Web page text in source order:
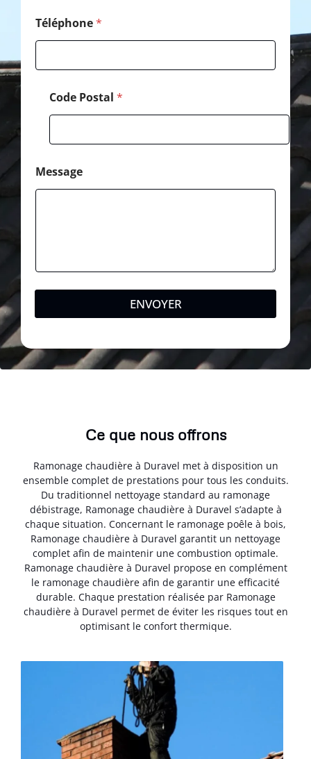
Téléphone*
Code Postal *
Message
ENVOYER
Ce que nous offrons
Ramonage chaudière à Duravel met à disposition un
ensemble complet de prestations pour tous les conduits.
Du traditionnel nettoyage standard au ramonage
débistrage, Ramonage chaudière à Duravel s’adapte à
chaque situation. Concernant le ramonage poêle à bois,
Ramonage chaudière à Duravel garantit un nettoyage
complet afin de maintenir une combustion optimale.
Ramonage chaudière à Duravel propose en complément
le ramonage chaudière afin de garantir une efficacité
durable. Chaque prestation réalisée par Ramonage
chaudière à Duravel permet de éviter les risques tout en
optimisant le confort thermique.